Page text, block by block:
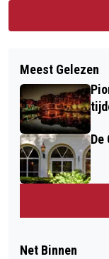
Meest Gelezen
De
Net Binnen